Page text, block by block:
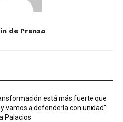
de Prensa
está más fuerte que
vamos a defenderla con unidad”:
Palacios